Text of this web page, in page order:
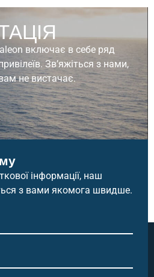
включає в себе ряд
Зв’яжіться з нами,
не вистачає.
інформації, наш
з вами якомога швидше.